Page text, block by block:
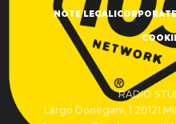
NOTE LEGALI CORPORATE
RADIO
Largo Donegani, 1 20121